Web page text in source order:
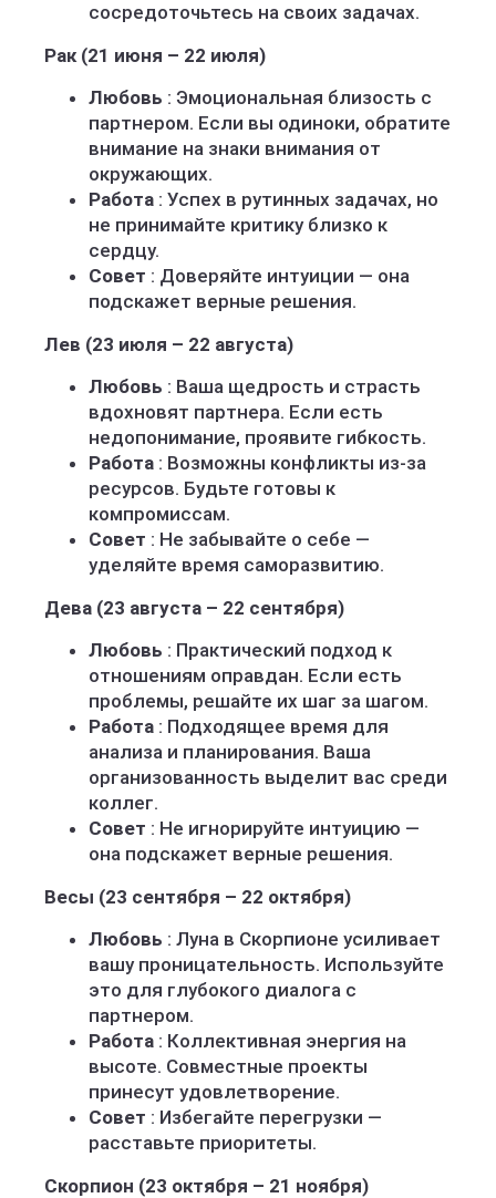
сосредоточьтесь на своих задачах.
Рак (21 июня – 22 июля)
Любовь : Эмоциональная близость с
партнером. Если вы одиноки, обратите
внимание на знаки внимания от
окружающих.
Работа : Успех в рутинных задачах, но
не принимайте критику близко к
сердцу.
Совет : Доверяйте интуиции — она
подскажет верные решения.
Лев (23 июля – 22 августа)
Любовь : Ваша щедрость и страсть
вдохновят партнера. Если есть
недопонимание, проявите гибкость.
Работа : Возможны конфликты из-за
ресурсов. Будьте готовы к
компромиссам.
Совет : Не забывайте о себе —
уделяйте время саморазвитию.
Дева (23 августа – 22 сентября)
Любовь : Практический подход к
отношениям оправдан. Если есть
проблемы, решайте их шаг за шагом.
Работа : Подходящее время для
анализа и планирования. Ваша
организованность выделит вас среди
коллег.
Совет : Не игнорируйте интуицию —
она подскажет верные решения.
Весы (23 сентября – 22 октября)
Любовь : Луна в Скорпионе усиливает
вашу проницательность. Используйте
это для глубокого диалога с
партнером.
Работа : Коллективная энергия на
высоте. Совместные проекты
принесут удовлетворение.
Совет : Избегайте перегрузки —
расставьте приоритеты.
Скорпион (23 октября – 21 ноября)